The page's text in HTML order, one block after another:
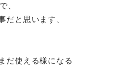
、
だと思います、
だ使える様になる